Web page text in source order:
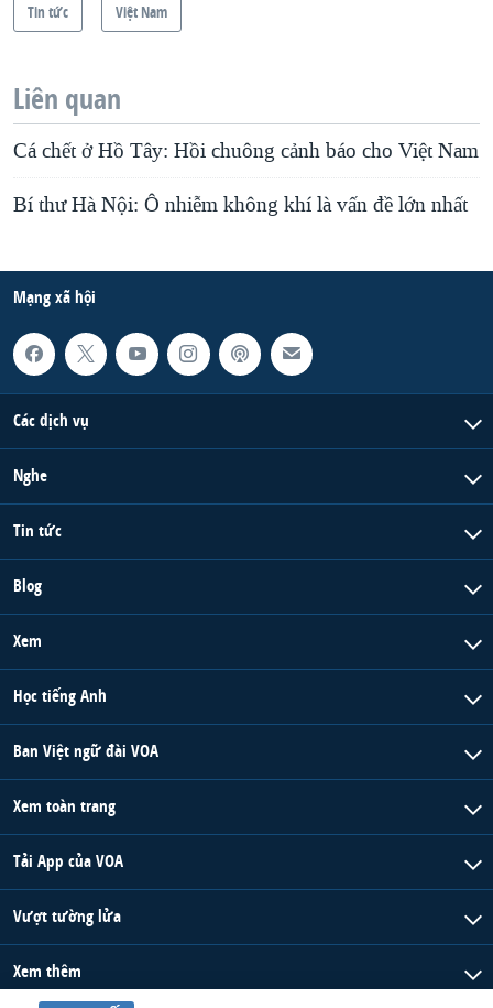
Tin tức Việt Nam
Liên quan
Cá chết ở Hồ Tây: Hồi chuông cảnh báo cho Việt Nam
Bí thư Hà Nội: Ô nhiễm không khí là vấn đề lớn nhất
Mạng xã hội
Các dịch vụ
Nghe
Tin tức
Blog
Xem
Học tiếng Anh
Ban Việt ngữ đài VOA
Xem toàn trang
Tải App của VOA
Vượt tường lửa
Xem thêm